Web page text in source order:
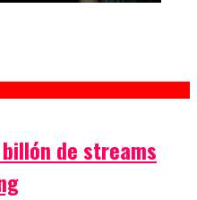
de streams